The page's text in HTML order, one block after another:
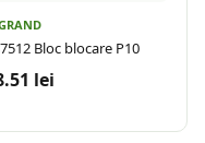
Bloc blocare P10
lei